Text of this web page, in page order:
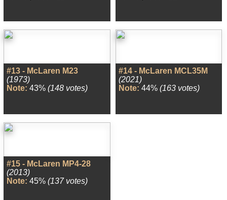
#13 - McLaren M23
(1973)
Note: 43% (148 votes)
#14 - McLaren MCL35M
(2021)
Note: 44% (163 votes)
#15 - McLaren MP4-28
(2013)
Note: 45% (137 votes)